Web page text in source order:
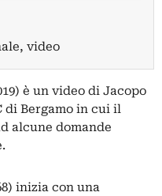
video
è un video di Jacopo
di Bergamo in cui il
alcune domande
inizia con una